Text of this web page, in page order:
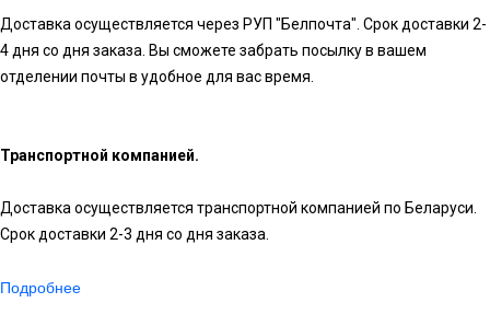
Доставка осуществляется через РУП "Белпочта". Срок доставки 2-
4 дня со дня заказа. Вы сможете забрать посылку в вашем
отделении почты в удобное для вас время.
Транспортной компанией.
Доставка осуществляется транспортной компанией по Беларуси.
Срок доставки 2-3 дня со дня заказа.
Подробнее